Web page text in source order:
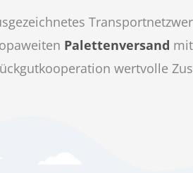
Palettenversand
wertvolle